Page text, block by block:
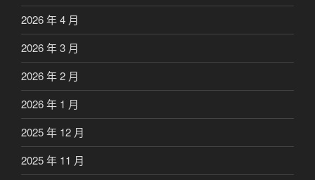
2026 年 4 月
2026 年 3 月
2026 年 2 月
2026 年 1 月
2025 年 12 月
2025 年 11 月